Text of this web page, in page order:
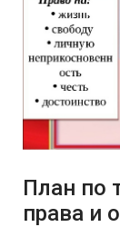
План по
права и